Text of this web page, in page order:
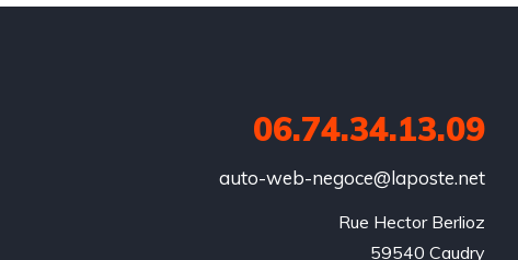
06.74.34.13.09
auto-web-negoce@laposte.net
Rue Hector Berlioz
59540 Caudry